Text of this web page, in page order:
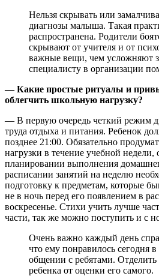
Нельзя скрывать или
диагнозы малыша. Такая
распространена. Родители
скрывают от учителя и от
важные вещи, чем усложняют
специалисту в организации
— Какие простые ритуалы и
облегчить школьную нагрузку?
— В первую очередь четкий режим
труда отдыха и питания. Ребенок
позднее 21:00. Обязательно
нагрузки в течение учебной
планировании выполнения
расписании занятий на неделю
подготовку к предметам, которые
не в ночь перед его появлением в
воскресенье. Стихи учить лучше
части, так же можно поступить и с
Очень важно каждый день
что ему понравилось сегодня
общении с ребятами. Отделить
ребенка от оценки его самого.